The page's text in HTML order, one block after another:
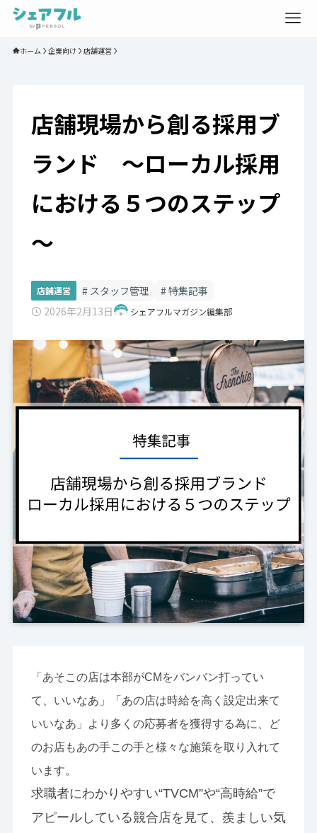
ホーム 企業向け 店舗運営
店舗現場から創る採用ブ
ランド ～ローカル採用
における５つのステップ
～
店舗運営 スタッフ管理
特集記事
2026年2月13日
シェアフルマガジン編集部
「あそこの店は本部がCMをバンバン打ってい
て、いいなあ」「あの店は時給を高く設定出来て
いいなあ」より多くの応募者を獲得する為に、ど
のお店もあの手この手と様々な施策を取り入れて
います。
求職者にわかりやすい“TVCM”や“高時給”で
アピールしている競合店を見て、羨ましい気